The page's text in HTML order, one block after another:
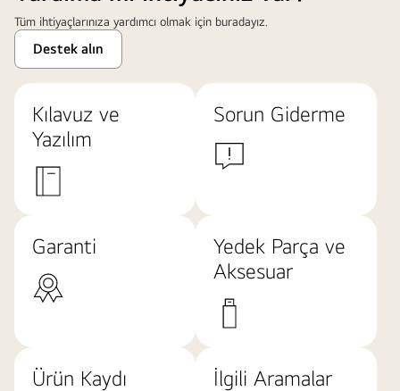
Tüm ihtiyaçlarınıza yardımcı olmak için buradayız.
Destek alın
Kılavuz ve
Yazılım
Sorun Giderme
Garanti
Yedek Parça ve
Aksesuar
Ürün Kaydı İlgili Aramalar